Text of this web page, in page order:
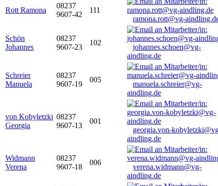
Rott Ramona
08237
9607-42
111
ramona.rott@vg-
Schön
Johannes
08237
9607-23
102
johannes.schoen@vg-
aindling.de
Schreier
Manuela
08237
9607-19
005
manuela.schreier@vg-
aindling.de
von Kobyletzki
Georgia
08237
9607-13
001
georgia.von-
aindling.de
Widmann
Verena
08237
9607-18
006
verena.widmann@vg-
aindling.de